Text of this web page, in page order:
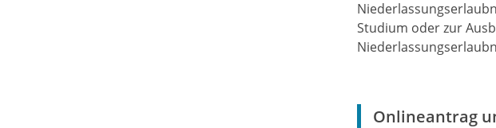
Studium oder zur
Onlineantrag